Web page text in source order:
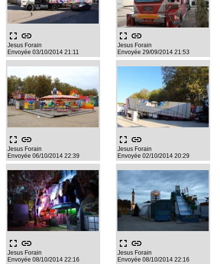
fullscreen link
Jesus Forain
Envoyée 03/10/2014 21:11
fullscreen link
Jesus Forain
Envoyée 29/09/2014 21:53
fullscreen link
Jesus Forain
Envoyée 06/10/2014 22:39
fullscreen link
Jesus Forain
Envoyée 02/10/2014 20:29
fullscreen link
Jesus Forain
Envoyée 08/10/2014 22:16
fullscreen link
Jesus Forain
Envoyée 08/10/2014 22:16